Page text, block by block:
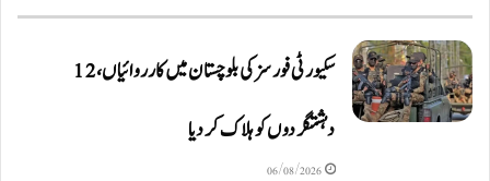
سکیورٹی فورسز کی بلوچستان میں کارروائیاں، 12
دہشتگردوں کو ہلاک کردیا
06/08/2026